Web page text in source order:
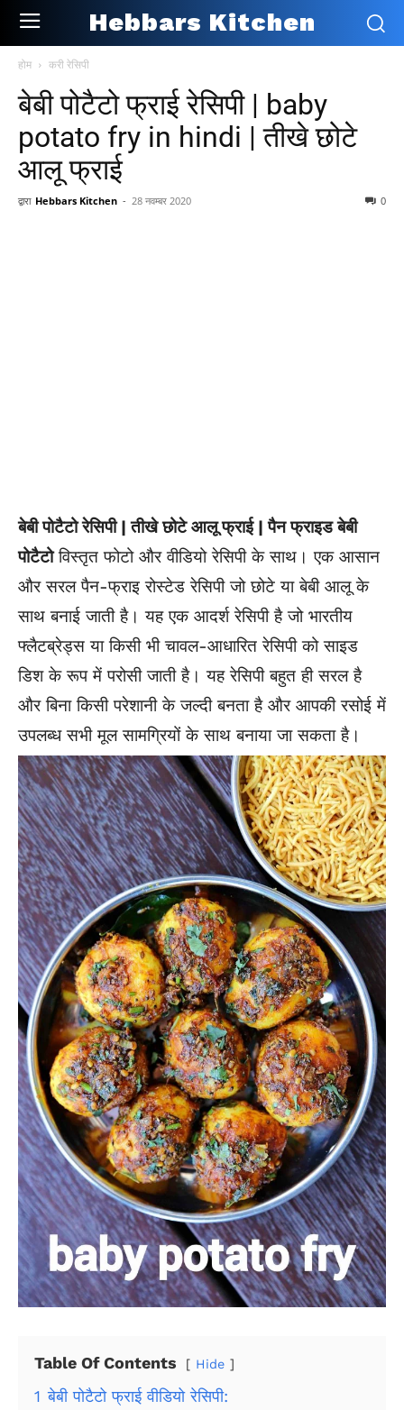
Hebbars Kitchen
होम करी रेसिपी
बेबी पोटैटो फ्राई रेसिपी | baby
potato fry in hindi | तीखे छोटे
आलू फ्राई
द्वारा Hebbars Kitchen - 28 नवम्बर 2020 0
बेबी पोटैटो रेसिपी | तीखे छोटे आलू फ्राई | पैन फ्राइड बेबी
पोटैटोविस्तृत फोटो और वीडियो रेसिपी के साथ। एक आसान
और सरल पैन-फ्राइरोस्टेडरेसिपी जो छोटे या बेबी आलू के
साथ बनाई जाती है। यह एक आदर्श रेसिपी है जो भारतीय
फ्लैटब्रेड्स या किसी भी चावल-आधारित रेसिपी को साइड
डिश के रूप में परोसी जाती है। यह रेसिपी बहुत ही सरल है
और बिना किसी परेशानी के जल्दी बनता है और आपकी रसोई में
उपलब्ध सभी मूल सामग्रियों के साथ बनाया जा सकता है।
Table Of Contents Hide
1 बेबी पोटैटो फ्राई वीडियो रेसिपी: